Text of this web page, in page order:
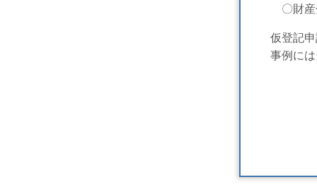
〇財産
仮登記申
事例には